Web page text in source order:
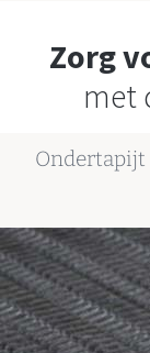
Zorg
met
Ondertapijt